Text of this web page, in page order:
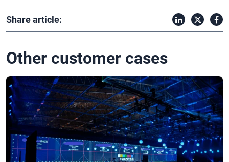
Share article:
Other customer cases